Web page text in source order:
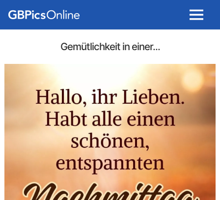
Menu
Gemütlichkeit in einer...